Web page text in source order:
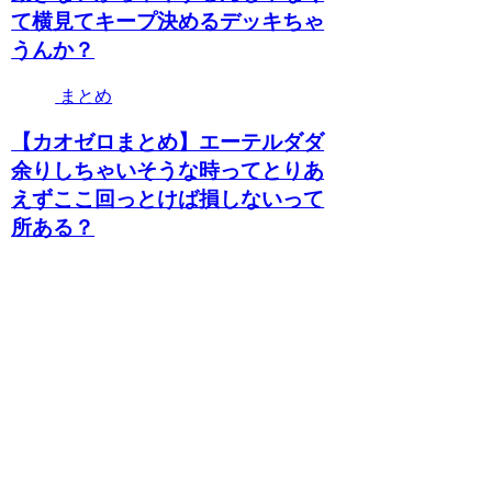
て横見てキープ決めるデッキちゃ
うんか？
まとめ
【カオゼロまとめ】エーテルダダ
余りしちゃいそうな時ってとりあ
えずここ回っとけば損しないって
所ある？